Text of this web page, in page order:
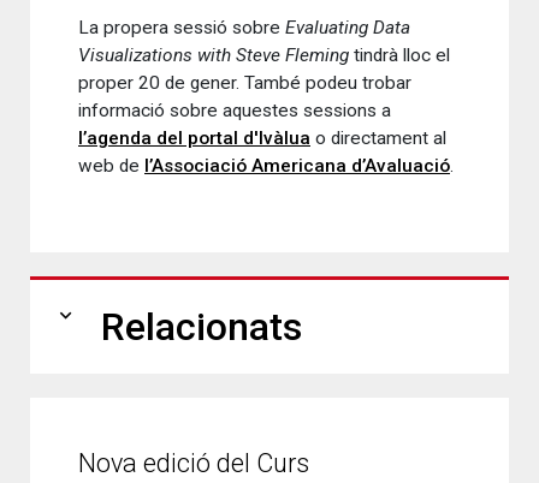
La propera sessió sobre Evaluating Data
Visualizations with Steve Fleming tindrà lloc el
proper 20 de gener. També podeu trobar
informació sobre aquestes sessions a
l’agenda del portal d'Ivàlua o directament al
web de l’Associació Americana d’Avaluació.
expand_more Relacionats
Nova edició del Curs